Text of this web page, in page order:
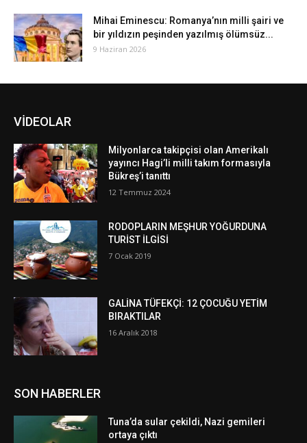
Mihai Eminescu: Romanya’nın milli şairi ve
bir yıldızın peşinden yazılmış ölümsüz...
9 Haziran 2026
VİDEOLAR
Milyonlarca takipçisi olan Amerikalı
yayıncı Hagi’li milli takım formasıyla
Bükreş’i tanıttı
12 Temmuz 2024
RODOPLARIN MEŞHUR YOĞURDUNA
TURİST İLGİSİ
7 Ocak 2019
GALİNA TÜFEKÇİ: 12 ÇOCUĞU YETİM
BIRAKTILAR
16 Aralık 2018
SON HABERLER
Tuna’da sular çekildi, Nazi gemileri
ortaya çıktı